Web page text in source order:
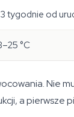
tygodnie od
°C
Nie
a pierwsze